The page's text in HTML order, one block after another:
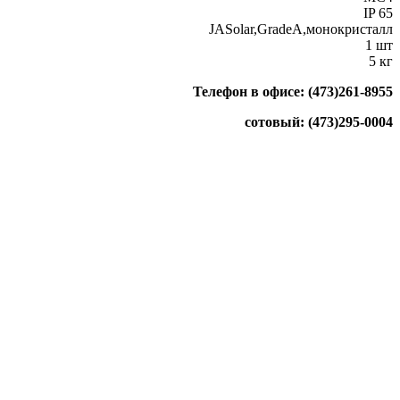
IP 65
JASolar,GradeA,монокристалл
1 шт
5 кг
Телефон в офисе: (473)261-8955
сотовый: (473)295-0004